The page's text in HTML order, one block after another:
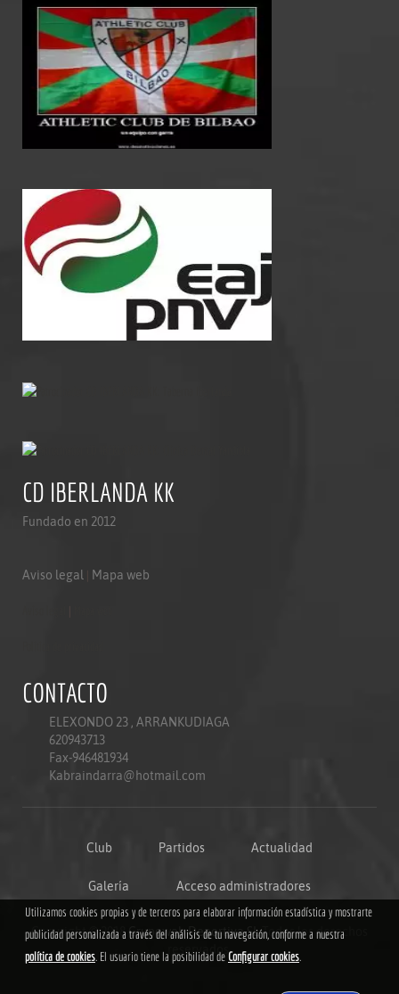
CD IBERLANDA KK
Fundado en 2012
Aviso legal Mapa web
CONTACTO
ELEXONDO 23 , ARRANKUDIAGA
620943713
Fax-946481934
Kabraindarra@hotmail.com
Club Partidos Actualidad
Galería Acceso administradores
Copyright © 2018 Grupoweb Deportiva SL.Todos los derechos
reservados.
Utilizamos cookies propias y de terceros para elaborar información estadística y mostrarte
publicidad personalizada a través del análisis de tu navegación, conforme a nuestra
política de cookies. El usuario tiene la posibilidad de Configurar cookies.